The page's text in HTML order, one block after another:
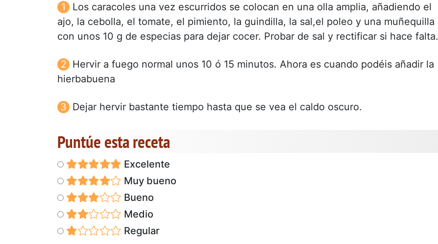
Los caracoles una vez escurridos se colocan en una olla amplia, añadiendo el
ajo, la cebolla, el tomate, el pimiento, la guindilla, la sal,el poleo y una muñequilla
con unos 10 g de especias para dejar cocer. Probar de sal y rectificar si hace falta.
Hervir a fuego normal unos 10 ó 15 minutos. Ahora es cuando podéis añadir la
hierbabuena
Dejar hervir bastante tiempo hasta que se vea el caldo oscuro.
Puntúe esta receta
Excelente
Muy bueno
Bueno
Medio
Regular